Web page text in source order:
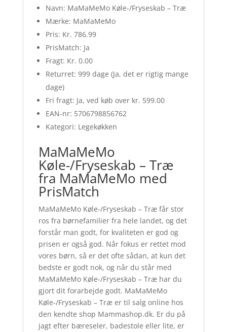
Navn: MaMaMeMo Køle-/Fryseskab – Træ
Mærke: MaMaMeMo
Pris: Kr. 786.99
PrisMatch: Ja
Fragt: Kr. 0.00
Returret: 999 dage (Ja, det er rigtig mange
dage)
Fri fragt: Ja, ved køb over kr. 599.00
EAN-nr: 5706798856762
Kategori: Legekøkken
MaMaMeMo
Køle-/Fryseskab – Træ
fra MaMaMeMo med
PrisMatch
MaMaMeMo Køle-/Fryseskab – Træ får stor
ros fra børnefamilier fra hele landet, og det
forstår man godt, for kvaliteten er god og
prisen er også god. Når fokus er rettet mod
vores børn, så er det ofte sådan, at kun det
bedste er godt nok, og når du står med
MaMaMeMo Køle-/Fryseskab – Træ har du
gjort dit forarbejde godt. MaMaMeMo
Køle-/Fryseskab – Træ er til salg online hos
den kendte shop Mammashop.dk. Er du på
jagt efter bæreseler, badestole eller lite, er